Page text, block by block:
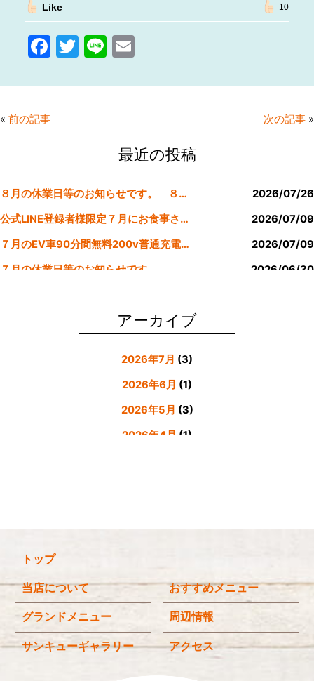
Like 10
F
c
e
k
T
itt
Li
e
E
ai
« 前の記事 次の記事 »
最近の投稿
８月の休業日等のお知らせです。 ８月より定休日は金曜日のみにします。
2026/07/26
公式LINE登録者様限定７月にお食事された方にサービスクーポン発行
2026/07/09
７月のEV車90分間無料200v普通充電クーポン券！！
2026/07/09
７月の休業日等のお知らせです。
2026/06/30
アーカイブ
2026年7月 (3)
2026年6月 (1)
2026年5月 (3)
2026年4月 (1)
2025年9月(3)
2025年8月(4)
2025年6月(3)
トップ
当店について おすすめメニュー
グランドメニュー 周辺情報
サンキューギャラリー アクセス